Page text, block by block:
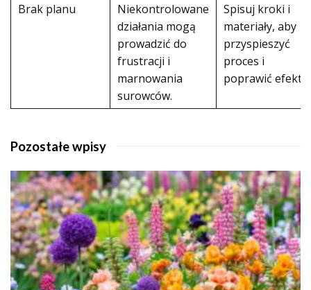
Brak planu
Niekontrolowane
działania mogą
prowadzić do
frustracji i
marnowania
surowców.
Spisuj kroki i
materiały, aby
przyspieszyć
proces i
poprawić efekty.
Pozostałe wpisy